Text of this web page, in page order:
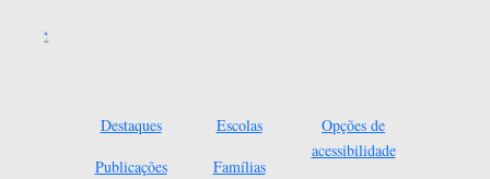
Destaques
Publicações
Escolas
Famílias
Opções de
acessibilidade